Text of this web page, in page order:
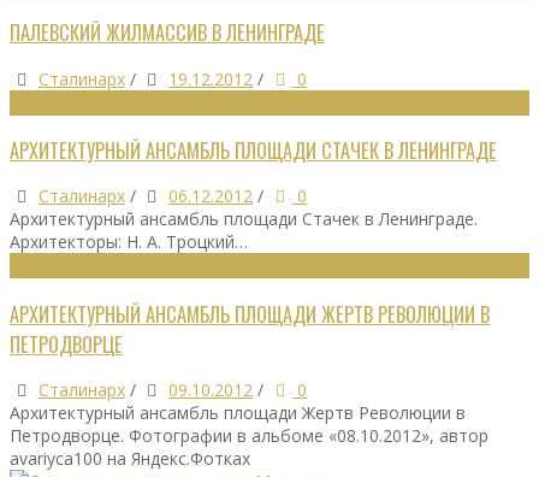
ПАЛЕВСКИЙ ЖИЛМАССИВ В ЛЕНИНГРАДЕ
Сталинарх / 19.12.2012 / 0
АРХИТЕКТУРНЫЙ АНСАМБЛЬ ПЛОЩАДИ СТАЧЕК В ЛЕНИНГРАДЕ
Сталинарх / 06.12.2012 /
0
Архитектурный ансамбль площади Стачек в Ленинграде.
Архитекторы: Н. А. Троцкий…
АРХИТЕКТУРНЫЙ АНСАМБЛЬ ПЛОЩАДИ ЖЕРТВ РЕВОЛЮЦИИ В
ПЕТРОДВОРЦЕ
Сталинарх / 09.10.2012 /
0
Архитектурный ансамбль площади Жертв Революции в
Петродворце. Фотографии в альбоме «08.10.2012», автор
avariyca100 на Яндекс.Фотках